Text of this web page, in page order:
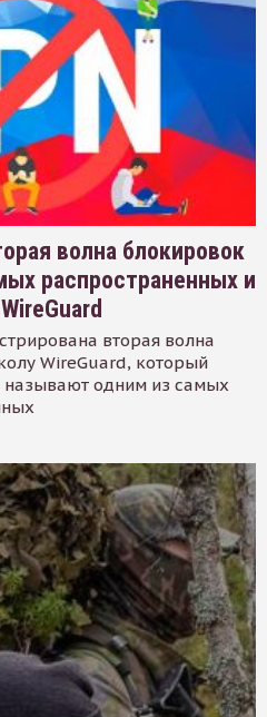
волна блокировок
распространенных и
вторая волна
WireGuard, который
называют одним из самых